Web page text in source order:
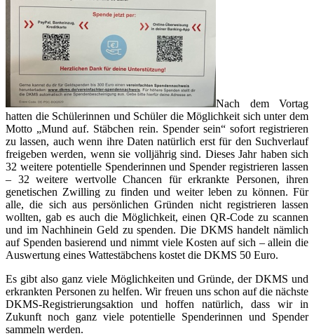
Nach dem Vortag
hatten die Schülerinnen und Schüler die Möglichkeit sich unter dem
Motto „Mund auf. Stäbchen rein. Spender sein“ sofort registrieren
zu lassen, auch wenn ihre Daten natürlich erst für den Suchverlauf
freigeben werden, wenn sie volljährig sind. Dieses Jahr haben sich
32 weitere potentielle Spenderinnen und Spender registrieren lassen
– 32 weitere wertvolle Chancen für erkrankte Personen, ihren
genetischen Zwilling zu finden und weiter leben zu können. Für
alle, die sich aus persönlichen Gründen nicht registrieren lassen
wollten, gab es auch die Möglichkeit, einen QR-Code zu scannen
und im Nachhinein Geld zu spenden. Die DKMS handelt nämlich
auf Spenden basierend und nimmt viele Kosten auf sich – allein die
Auswertung eines Wattestäbchens kostet die DKMS 50 Euro.
Es gibt also ganz viele Möglichkeiten und Gründe, der DKMS und
erkrankten Personen zu helfen. Wir freuen uns schon auf die nächste
DKMS-Registrierungsaktion und hoffen natürlich, dass wir in
Zukunft noch ganz viele potentielle Spenderinnen und Spender
sammeln werden.